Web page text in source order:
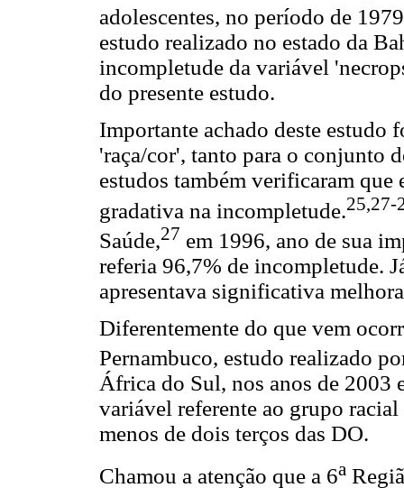
adolescentes, no período de
estudo realizado no estado da
incompletude da variável
do presente estudo.
Importante achado deste estudo
'raça/cor', tanto para o conjunto
estudos também verificaram que
gradativa na incompletude.25,27-
Saúde,27 em 1996, ano de sua
referia 96,7% de incompletude.
apresentava significativa
Diferentemente do que vem
Pernambuco, estudo realizado
África do Sul, nos anos de 2003
variável referente ao grupo
menos de dois terços das DO.
Chamou a atenção que a 6a